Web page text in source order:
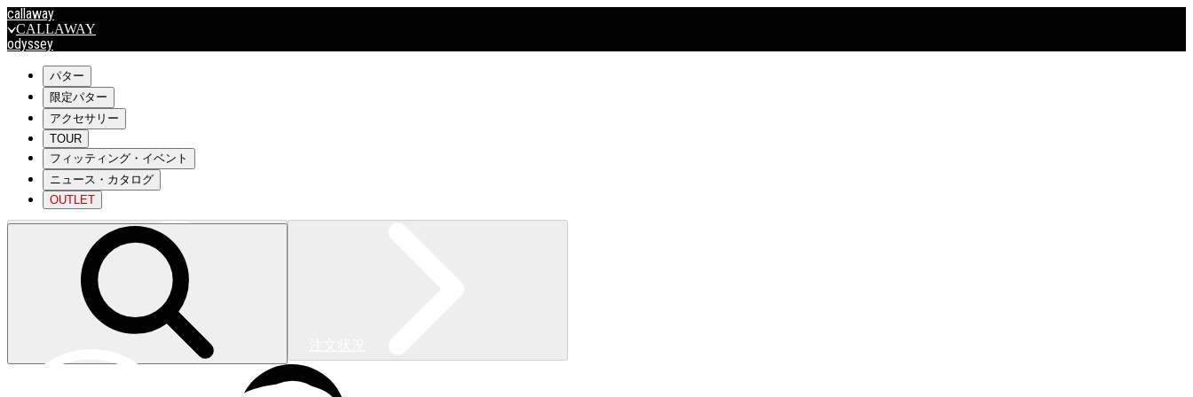
callaway
CALLAWAY
odyssey
travismathew
outlet
OUTLET
キャロウェイアパレルはこちら>>>
パター
限定パター
アクセサリー
TOUR
フィッティング・イベント
ニュース・カタログ
OUTLET